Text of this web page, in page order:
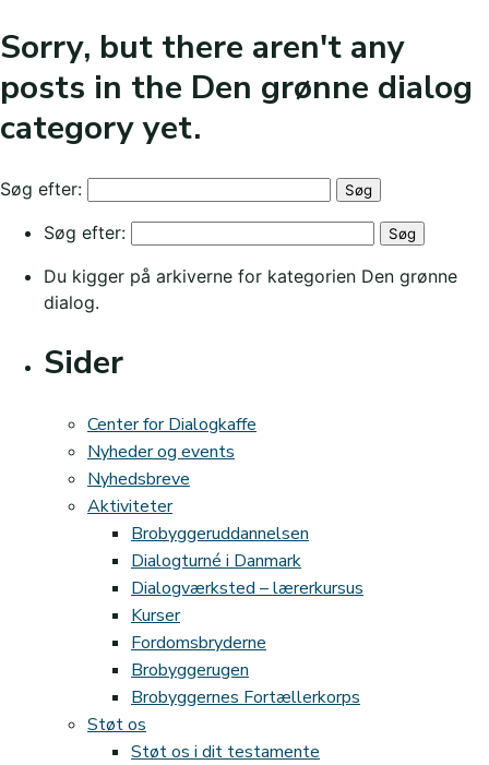
Sorry, but there aren't any
posts in the Den grønne dialog
category yet.
Søg efter:
Søg efter:
Du kigger på arkiverne for kategorien Den grønne
dialog.
Sider
Center for Dialogkaffe
Nyheder og events
Nyhedsbreve
Aktiviteter
Brobyggeruddannelsen
Dialogturné i Danmark
Dialogværksted – lærerkursus
Kurser
Fordomsbryderne
Brobyggerugen
Brobyggernes Fortællerkorps
Støt os
Støt os i dit testamente